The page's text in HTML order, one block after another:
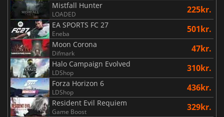
Mistfall Hunter
LOADED 225kr.
EA SPORTS FC 27
Eneba 501kr.
Moon Corona
Difmark 47kr.
Halo Campaign Evolved
LDShop 310kr.
Forza Horizon 6
LDShop 436kr.
Resident Evil Requiem
Game Boost 329kr.